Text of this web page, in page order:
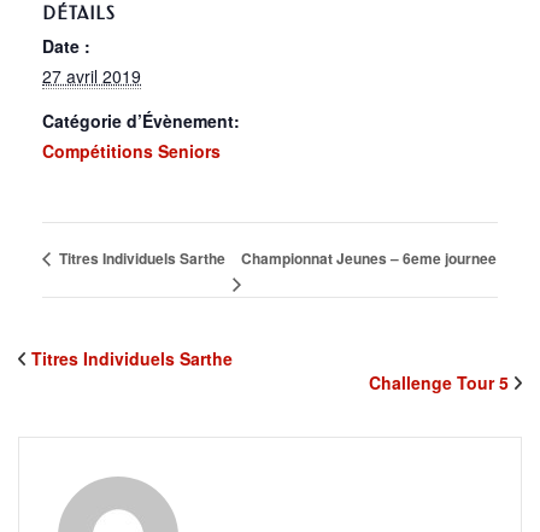
DÉTAILS
Date :
27 avril 2019
Catégorie d’Évènement:
Compétitions Seniors
Titres Individuels Sarthe Championnat Jeunes – 6eme journee
Titres Individuels Sarthe
Challenge Tour 5